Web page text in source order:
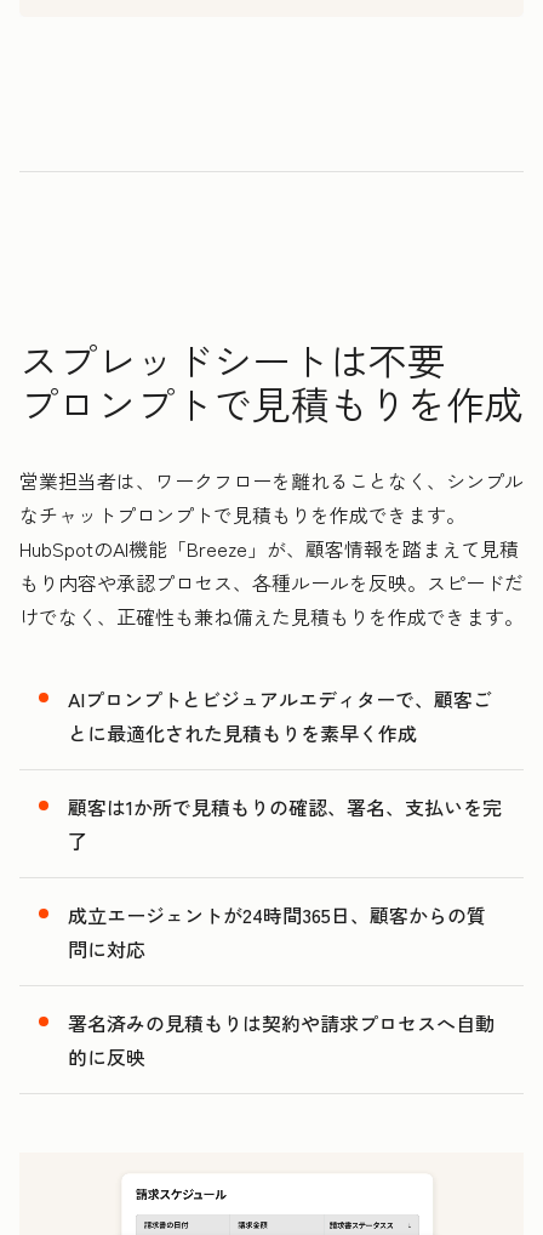
1
5
6
7
9
0
1
1
6
7
9
0
1
2
4
5
1
2
3
5
6
7
8
0
1
2
3
スプレッドシートは不要
プロンプトで見積もりを作成
営業担当者は、ワークフローを離れることなく、シンプル
なチャットプロンプトで見積もりを作成できます。
HubSpotのAI機能「Breeze」が、顧客情報を踏まえて見積
もり内容や承認プロセス、各種ルールを反映。スピードだ
けでなく、正確性も兼ね備えた見積もりを作成できます。
AIプロンプトとビジュアルエディターで、顧客ご
とに最適化された見積もりを素早く作成
顧客は1か所で見積もりの確認、署名、支払いを完
了
成立エージェントが24時間365日、顧客からの質
問に対応
署名済みの見積もりは契約や請求プロセスへ自動
的に反映